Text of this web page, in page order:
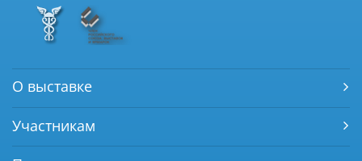
О выставке
Участникам